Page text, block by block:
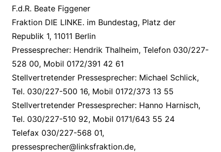
F.d.R. Beate Figgener
Fraktion DIE LINKE. im Bundestag, Platz der
Republik 1, 11011 Berlin
Pressesprecher: Hendrik Thalheim, Telefon 030/227-
528 00, Mobil 0172/391 42 61
Stellvertretender Pressesprecher: Michael Schlick,
Tel. 030/227-500 16, Mobil 0172/373 13 55
Stellvertretender Pressesprecher: Hanno Harnisch,
Tel. 030/227-510 92, Mobil 0171/643 55 24
Telefax 030/227-568 01,
pressesprecher@linksfraktion.de,